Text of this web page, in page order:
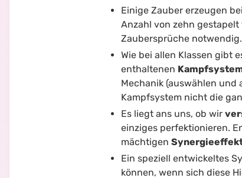
Einige Zauber erzeugen
Anzahl von zehn
Zaubersprüche notwendig.
Wie bei allen Klassen gibt
enthaltenen
Mechanik (auswählen und
Kampfsystem nicht die
Es liegt ans uns, ob wir
einziges perfektionieren.
mächtigen
Ein speziell entwickeltes
können, wenn sich diese